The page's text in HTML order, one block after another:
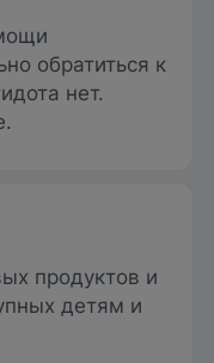
обратиться к
нет.
продуктов и
детям и